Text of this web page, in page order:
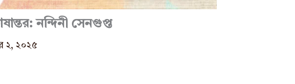
নন্দিনী সেনগুপ্ত
২, ২০২৫